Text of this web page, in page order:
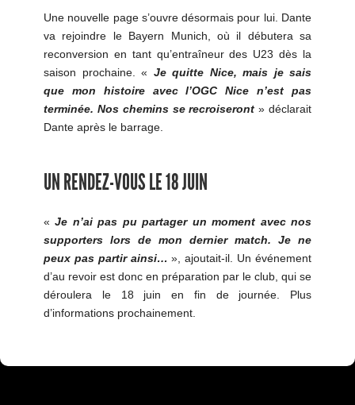
Une nouvelle page s’ouvre désormais pour lui. Dante
va rejoindre le Bayern Munich, où il débutera sa
reconversion en tant qu’entraîneur des U23 dès la
saison prochaine. « Je quitte Nice, mais je sais
que mon histoire avec l’OGC Nice n’est pas
terminée. Nos chemins se recroiseront » déclarait
Dante après le barrage.
UN RENDEZ-VOUS LE 18 JUIN
«Je n’ai pas pu partager un moment avec nos
supporters lors de mon dernier match. Je ne
peux pas partir ainsi… », ajoutait-il. Un événement
d’au revoir est donc en préparation par le club, qui se
déroulera le 18 juin en fin de journée. Plus
d’informations prochainement.